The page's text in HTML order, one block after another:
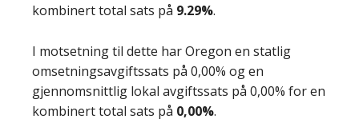
kombinert total sats på 9.29%.
I motsetning til dette har Oregon en statlig
omsetningsavgiftssats på 0,00% og en
gjennomsnittlig lokal avgiftssats på 0,00% for en
kombinert total sats på 0,00%.